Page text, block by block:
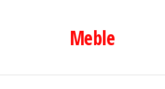
Meble